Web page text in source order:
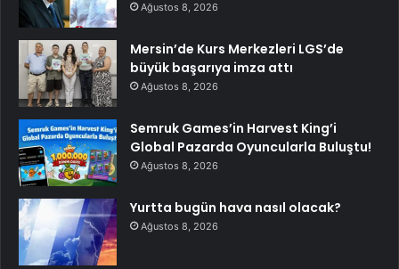
Ağustos 8, 2026
Mersin’de Kurs Merkezleri LGS’de
büyük başarıya imza attı
Ağustos 8, 2026
Semruk Games’in Harvest King’i
Global Pazarda Oyuncularla Buluştu!
Ağustos 8, 2026
Yurtta bugün hava nasıl olacak?
Ağustos 8, 2026